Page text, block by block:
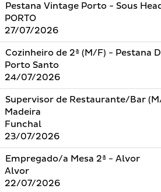
Pestana Vintage Porto - Sous
PORTO
27/07/2026
Cozinheiro de 2ª (M/F) - Pestana
Porto Santo
24/07/2026
Supervisor de Restaurante/Bar
Madeira
Funchal
23/07/2026
Empregado/a Mesa 2ª - Alvor
Alvor
22/07/2026